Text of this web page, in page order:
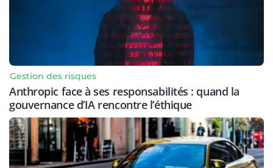
Gestion des risques
Anthropic face à ses responsabilités : quand la
gouvernance d’IA rencontre l’éthique